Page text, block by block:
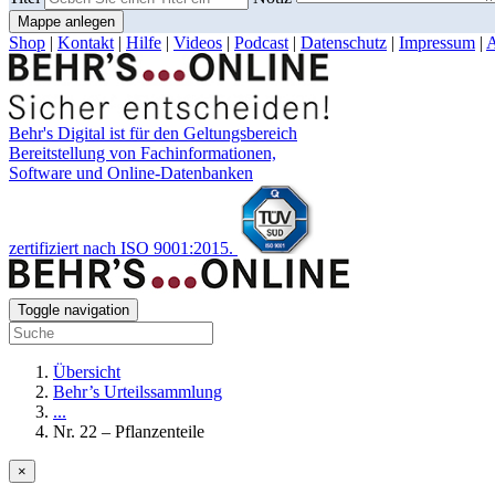
Mappe anlegen
Shop | Kontakt | Hilfe | Videos | Podcast | Datenschutz | Impressum |
Behr's Digital ist für den Geltungsbereich
Bereitstellung von Fachinformationen,
Software und Online-Datenbanken
zertifiziert nach ISO 9001:2015.
Toggle navigation
Übersicht
Behr’s Urteilssammlung
...
Nr. 22 – Pflanzenteile
×